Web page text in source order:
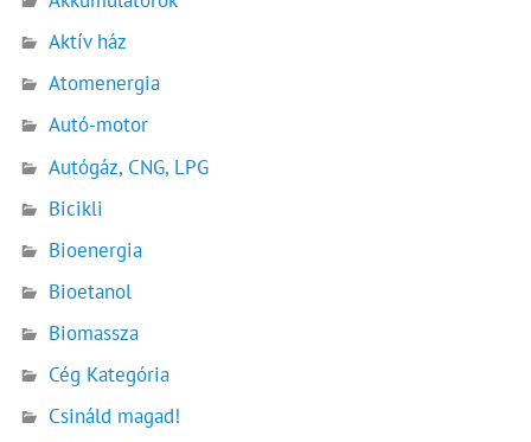
Aktív ház
Atomenergia
Autó-motor
Autógáz, CNG, LPG
Bicikli
Bioenergia
Bioetanol
Biomassza
Cég Kategória
Csináld magad!